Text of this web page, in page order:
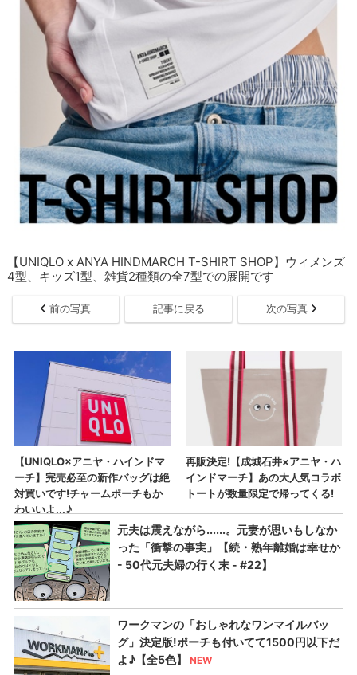
【UNIQLO x ANYA HINDMARCH T-SHIRT SHOP】ウィメンズ
4型、キッズ1型、雑貨2種類の全7型での展開です
前の写真 記事に戻る 次の写真